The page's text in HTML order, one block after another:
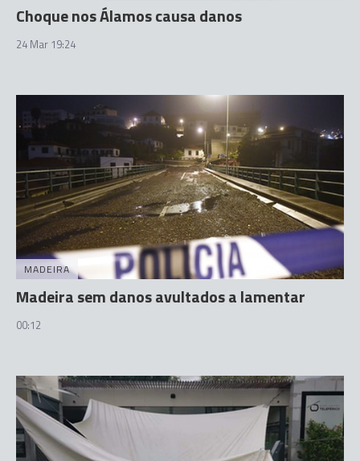
Choque nos Álamos causa danos
24 Mar 19:24
MADEIRA
Madeira sem danos avultados a lamentar
00:12